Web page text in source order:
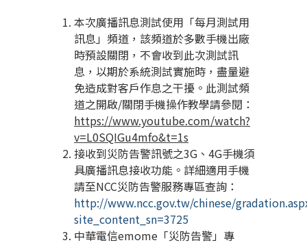
本次廣播訊息測試使用「每月測試用
訊息」頻道，該頻道於多數手機出廠
時預設關閉，不會收到此次測試訊
息，以期於系統測試實施時，盡量避
免造成對客戶作息之干擾。此測試頻
道之開啟/關閉手機操作教學請參閱：
https://www.youtube.com/watch?
v=L0SQIGu4mfo&t=1s
接收到災防告警訊號之3G、4G手機須
具廣播訊息接收功能。詳細適用手機
請至NCC災防告警服務專區查詢：
http://www.ncc.gov.tw/chinese/
site_content_sn=3725
中華電信emome「災防告警」專